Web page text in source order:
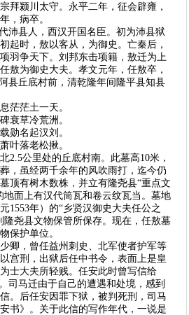
拜颍川太守。永平二年，征会辟雍，
，病卒。
沛县人，西汉开国名臣。初为沛县狱
起时，敖以客从，为御史。亡秦后，
羽争天下。刘邦东击项籍，敖迁为上
敖为御史大夫。孝文元年，任敖卒，
县丘底村前，清乾隆年间隆平县知县
茫土一天。
草冷荒洲。
名起汉刘。
落老松揪。
2.5公里处的丘底村南。此墓高10米，
，虽经两千余年的风吹雨打，迄今仍
顶有树木数株，并立有隆尧县“重点文
地面上有汉代筒瓦和卷云纹瓦当。墓地
1553年）的“乡贤汉御史大夫任公之
隆尧县文物保管所保存。现在，任敖墓
保护单位。
卿，曾任益州刺史、北军使者护军等
宫刑，出狱后任中书令，表面上是皇
士大夫所轻贱。任安此时曾写信给
司马迁由于自己的遭遇和处境，感到
。后任安因罪下狱，被判死刑，司马
书》。关于此信的写作年代，一说是